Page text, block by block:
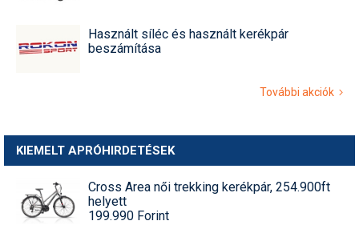
Használt síléc és használt kerékpár
beszámítása
További akciók
KIEMELT APRÓHIRDETÉSEK
Cross Area női trekking kerékpár, 254.900ft
helyett
199.990 Forint